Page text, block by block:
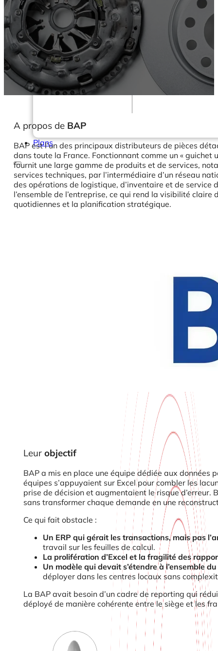
Documentation
Nos services
Business Intelligence
Analyse Statistique &
ML
Webinars
eBooks
Notre blog
Plans
A propos de BAP
BAP est l’un des principaux distributeurs de pièces
dans toute la France. Fonctionnant comme un «
fournit une large gamme de produits et de services,
services techniques, par l’intermédiaire d’un réseau
des opérations de logistique, d’inventaire et de service
l’ensemble de l’entreprise, ce qui rend la visibilité
quotidiennes et la planification stratégique.
Leur objectif
BAP a mis en place une équipe dédiée aux données
équipes s’appuyaient sur Excel pour combler les
prise de décision et augmentaient le risque
sans transformer chaque demande en une
Ce qui fait obstacle :
Un ERP qui gérait les transactions, mais pas
travail sur les feuilles de calcul.
La prolifération d’Excel et la fragilité des
Un modèle qui devait s’étendre à l’ensemble
déployer dans les centres locaux sans
La BAP avait besoin d’un cadre de reporting qui
déployé de manière cohérente entre le siège et les